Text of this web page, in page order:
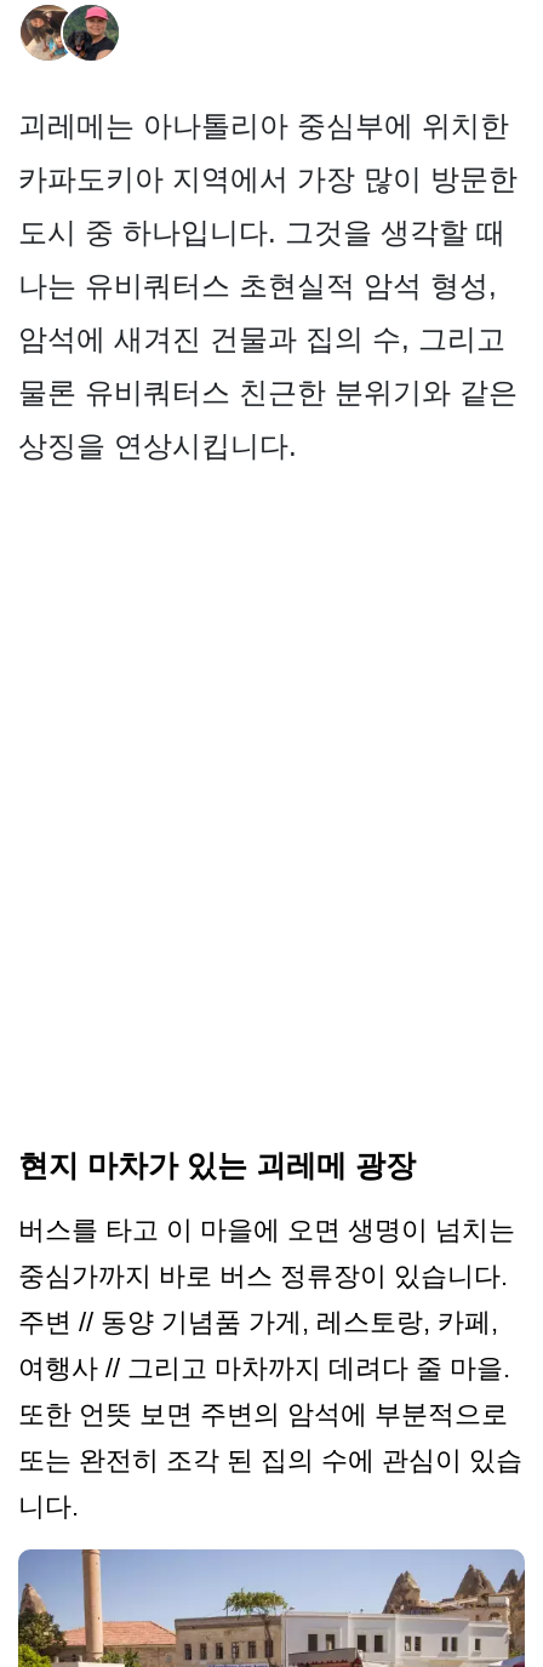
괴레메는 아나톨리아 중심부에 위치한
카파도키아 지역에서 가장 많이 방문한
도시 중 하나입니다. 그것을 생각할 때
나는 유비쿼터스 초현실적 암석 형성,
암석에 새겨진 건물과 집의 수, 그리고
물론 유비쿼터스 친근한 분위기와 같은
상징을 연상시킵니다.
현지 마차가 있는 괴레메 광장
버스를 타고 이 마을에 오면 생명이 넘치는
중심가까지 바로 버스 정류장이 있습니다.
주변 // 동양 기념품 가게, 레스토랑, 카페,
여행사 // 그리고 마차까지 데려다 줄 마을.
또한 언뜻 보면 주변의 암석에 부분적으로
또는 완전히 조각 된 집의 수에 관심이 있습
니다.